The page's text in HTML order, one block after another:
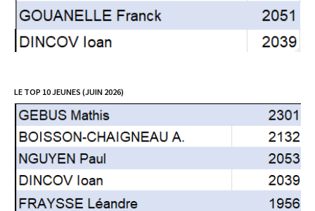
LE TOP 10 JEUNES (JUIN 2026)